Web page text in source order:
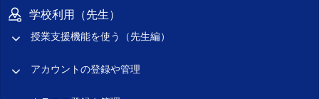
学校利用（先生）
授業支援機能を使う（先生編）
アカウントの登録や管理